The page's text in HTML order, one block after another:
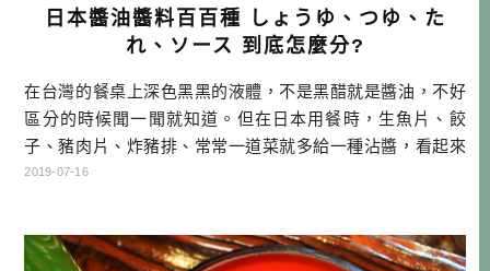
日本醬油醬料百百種 しょうゆ、つゆ、た
れ、ソース 到底怎麼分?
在台灣的餐桌上深色黑黑的液體，不是黑醋就是醬油，不好
區分的時候聞一聞就知道。但在日本用餐時，生魚片、餃
子、豬肉片、炸豬排、常常一道菜就多給一種沾醬，看起來
也都是黑黑的液體，有時清有時濃稠，到底什麼是什麼？本
用意，諸君的文化傳承責任重大啊！） 本文目次 桌上調味料
2019-07-16